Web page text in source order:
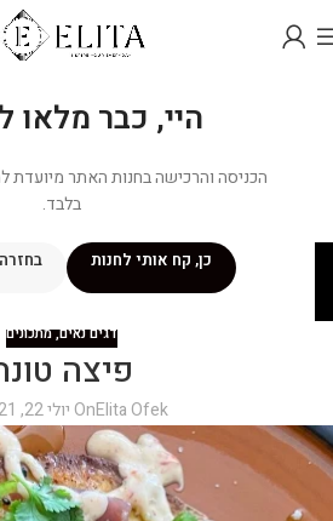
היי, כבר מלאו לך
בלבד.
כן, קח אותי לחנותבלוג
דגים נאים,מתכונים
פיצה
Elita OfekOn יולי 22, 2021